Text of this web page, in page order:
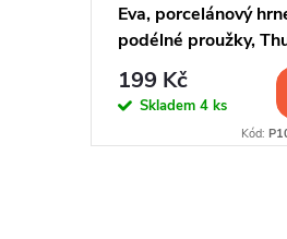
Eva, porcelánový
podélné proužky,
199 Kč
Skladem 4 ks
Kód: